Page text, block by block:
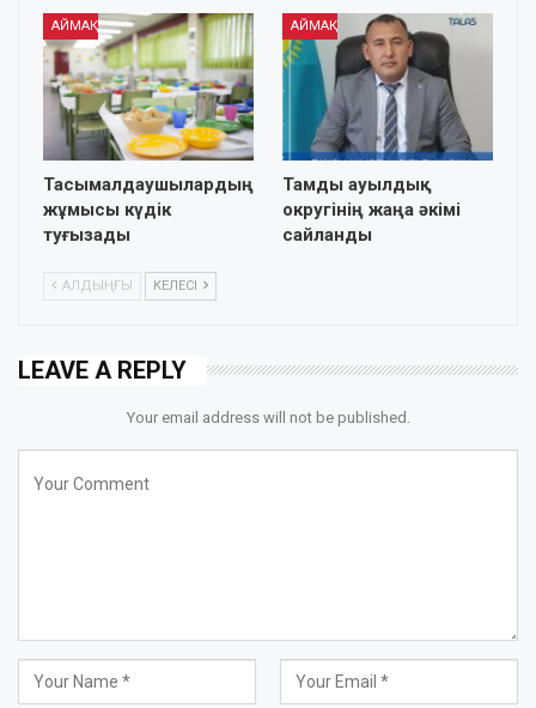
АЙМАҚ
Тасымалдаушылардың
жұмысы күдік
туғызады
АЙМАҚ
Тамды ауылдық
округінің жаңа әкімі
сайланды
АЛДЫҢҒЫ КЕЛЕСІ
LEAVE A REPLY
Your email address will not be published.